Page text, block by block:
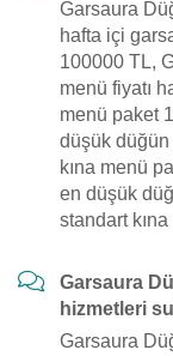
Garsaura
hafta içi
100000 TL,
menü fiyatı
menü paket
düşük düğün
kına menü
en düşük
standart
Garsaura
hizmetleri
Garsaura